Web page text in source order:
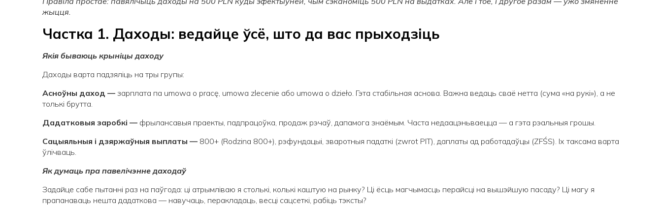
жыцця.
Частка 1. Даходы: ведайце ўсё, што да вас прыходзіць
Якія бываюць крыніцы даходу
Даходы варта падзяліць на тры групы:
Асноўны даход — зарплата па umowa o pracę, umowa zlecenie або umowa o dzieło. Гэта стабільная аснова. Важна ведаць сваё нетта (сума «на рукі»), а не
толькі брутта.
Дадатковыя заробкі — фрылансавыя праекты, падпрацоўка, продаж рэчаў, дапамога знаёмым. Часта недаацэньваецца — а гэта рэальныя грошы.
Сацыяльныя і дзяржаўныя выплаты — 800+ (Rodzina 800+), рэфундацыі, зваротныя падаткі (zwrot PIT), даплаты ад работадаўцы (ZFŚS). Іх таксама варта
ўлічваць.
Як думаць пра павелічэнне даходаў
Задайце сабе пытанні раз на паўгода: ці атрымліваю я столькі, колькі каштую на рынку? Ці ёсць магчымасць перайсці на вышэйшую пасаду? Ці магу я
прапанаваць нешта дадаткова — навучаць, перакладаць, весці сацсеткі, рабіць тэксты?